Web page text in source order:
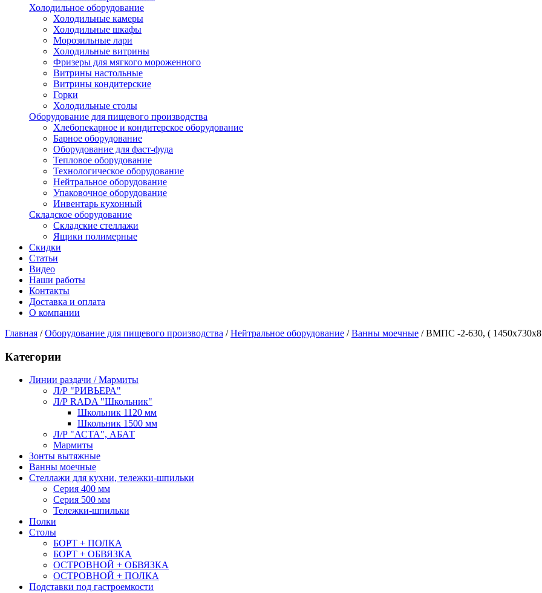
Холодильное оборудование
Холодильные камеры
Холодильные шкафы
Морозильные лари
Холодильные витрины
Фризеры для мягкого мороженного
Витрины настольные
Витрины кондитерские
Горки
Холодильные столы
Оборудование для пищевого производства
Хлебопекарное и кондитерское оборудование
Барное оборудование
Оборудование для фаст-фуда
Тепловое оборудование
Технологическое оборудование
Нейтральное оборудование
Упаковочное оборудование
Инвентарь кухонный
Складское оборудование
Складские стеллажи
Ящики полимерные
Скидки
Статьи
Видео
Наши работы
Контакты
Доставка и оплата
О компании
Главная / Оборудование для пищевого производства / Нейтральное оборудование / Ванны моечные / ВМПС -2-630, (
Категории
Линии раздачи / Мармиты
Л/Р "РИВЬЕРА"
Л/Р RADA "Школьник"
Школьник 1120 мм
Школьник 1500 мм
Л/Р "АСТА", АБАТ
Мармиты
Зонты вытяжные
Ванны моечные
Стеллажи для кухни, тележки-шпильки
Серия 400 мм
Серия 500 мм
Тележки-шпильки
Полки
Столы
БОРТ + ПОЛКА
БОРТ + ОБВЯЗКА
ОСТРОВНОЙ + ОБВЯЗКА
ОСТРОВНОЙ + ПОЛКА
Подставки под гастроемкости